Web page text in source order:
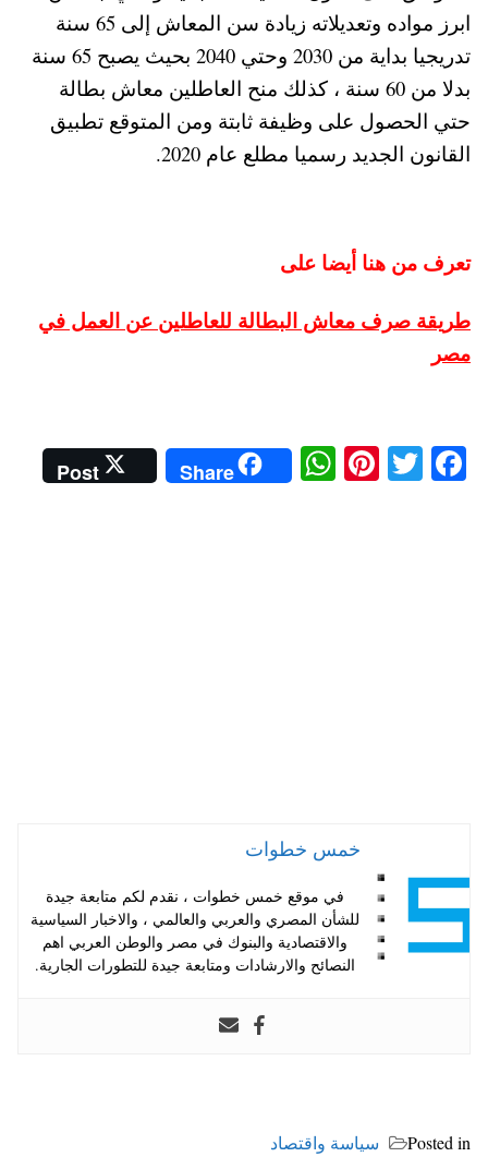
ابرز مواده وتعديلاته زيادة سن المعاش إلى 65 سنة
تدريجيا بداية من 2030 وحتي 2040 بحيث يصبح 65 سنة
بدلا من 60 سنة ، كذلك منح العاطلين معاش بطالة
حتي الحصول على وظيفة ثابتة ومن المتوقع تطبيق
القانون الجديد رسميا مطلع عام 2020.
تعرف من هنا أيضا على
طريقة صرف معاش البطالة للعاطلين عن العمل في
مصر
Fa
T
Pi
W
ha
Share
Post
خمس خطوات
في موقع خمس خطوات ، نقدم لكم متابعة جيدة
للشأن المصري والعربي والعالمي ، والاخبار السياسية
والاقتصادية والبنوك في مصر والوطن العربي اهم
النصائح والارشادات ومتابعة جيدة للتطورات الجارية.
Posted in سياسة واقتصاد